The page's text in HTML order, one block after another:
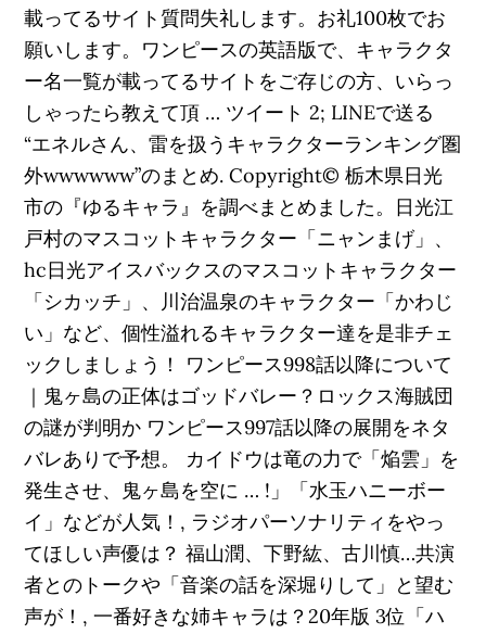
載ってるサイト質問失礼します。お礼100枚でお
願いします。ワンピースの英語版で、キャラクタ
ー名一覧が載ってるサイトをご存じの方、いらっ
しゃったら教えて頂 … ツイート 2; LINEで送る
“エネルさん、雷を扱うキャラクターランキング圏
外wwwwww”のまとめ. Copyright© 栃木県日光
市の『ゆるキャラ』を調べまとめました。日光江
戸村のマスコットキャラクター「ニャンまげ」、
hc日光アイスバックスのマスコットキャラクター
「シカッチ」、川治温泉のキャラクター「かわじ
い」など、個性溢れるキャラクター達を是非チェ
ックしましょう！ ワンピース998話以降について
｜鬼ヶ島の正体はゴッドバレー？ロックス海賊団
の謎が判明か ワンピース997話以降の展開をネタ
バレありで予想。 カイドウは竜の力で「焔雲」を
発生させ、鬼ヶ島を空に … !」「水玉ハニーボー
イ」などが人気！, ラジオパーソナリティをやっ
てほしい声優は？ 福山潤、下野紘、古川慎…共演
者とのトークや「音楽の話を深堀りして」と望む
声が！, 一番好きな姉キャラは？20年版 3位「ハ